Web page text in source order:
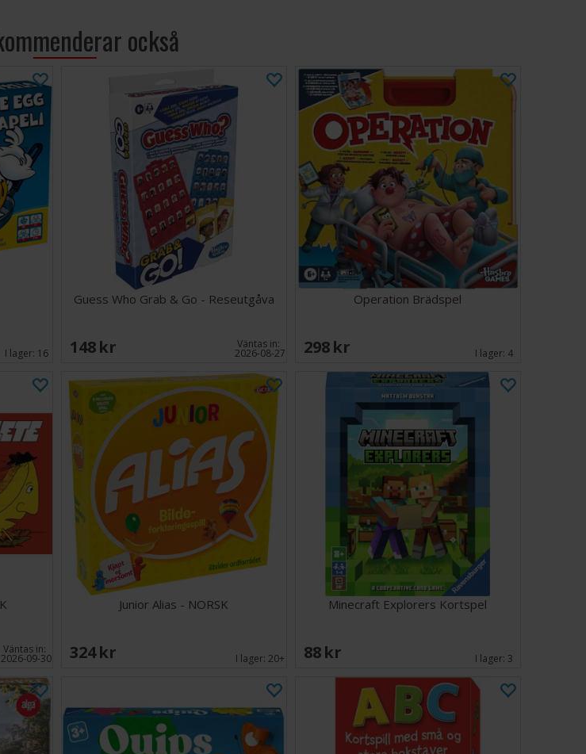
Språkliga färdigheter
Koncentrationsförmåga
Planeringsförmåga
Visuell perception
Flexibelt tänkande
Minnesförmåga
Hur man spelar:
Välj en utmaning från utmaningshäftet - det är alltid en bra idé att
börja på den enklaste nivån
Placera bitarna enligt anvisningarna i utmaningen
Lös resten av utmaningen så att alla bitar hamnar på rätt plats
Lösningarna finns i samma häfte - det finns bara en lösning per
utmaning
Antal spelare: 1
Språk: Förklaringar med bilder, engelsk text.
också
I lager: 16
Guess Who Grab & Go - Reseutgåva
148 SEK Väntas in:
2026-08-27
Operation Brädspel
298 SEK I lager: 4
Väntas in:
2026-09-30
Junior Alias - NORSK
324 SEK I lager:20+
Minecraft Explorers Kortspel
88 SEK I lager: 3